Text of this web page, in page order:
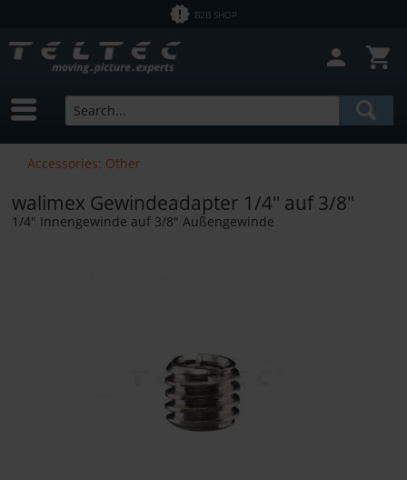
B2B SHOP
Accessories: Other
walimex Gewindeadapter 1/4" auf 3/8"
1/4" Innengewinde auf 3/8" Außengewinde